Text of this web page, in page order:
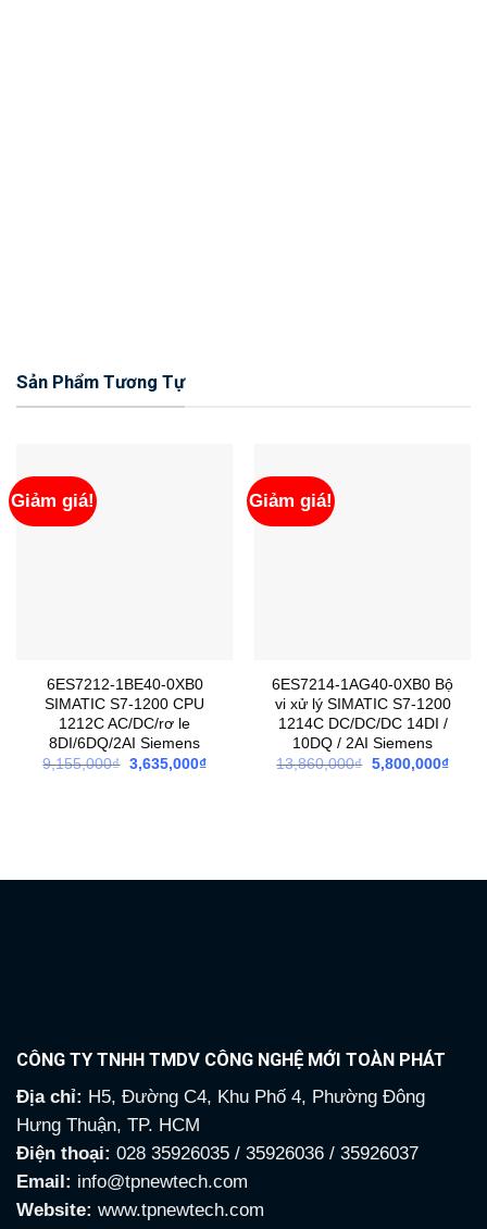
Sản Phẩm Tương Tự
Giảm giá!
6ES7212-1BE40-0XB0
SIMATIC S7-1200 CPU
1212C AC/DC/rơ le
8DI/6DQ/2AI Siemens
9,155,000₫ Giá
3,635,000₫Giá
Giảm giá!
6ES7214-1AG40-0XB0 Bộ
vi xử lý SIMATIC S7-1200
1214C DC/DC/DC 14DI /
10DQ / 2AI Siemens
13,860,000₫ Giá
5,800,000₫Giá
CÔNG TY TNHH TMDV CÔNG NGHỆ MỚI TOÀN PHÁT
Địa chỉ: H5, Đường C4, Khu Phố 4, Phường Đông
Hưng Thuận, TP. HCM
Điện thoại: 028 35926035 / 35926036 / 35926037
Email: info@tpnewtech.com
Website: www.tpnewtech.com